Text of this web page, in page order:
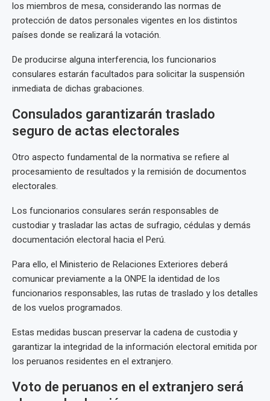
los miembros de mesa, considerando las normas de
protección de datos personales vigentes en los distintos
países donde se realizará la votación.
De producirse alguna interferencia, los funcionarios
consulares estarán facultados para solicitar la suspensión
inmediata de dichas grabaciones.
Consulados garantizarán traslado
seguro de actas electorales
Otro aspecto fundamental de la normativa se refiere al
procesamiento de resultados y la remisión de documentos
electorales.
Los funcionarios consulares serán responsables de
custodiar y trasladar las actas de sufragio, cédulas y demás
documentación electoral hacia el Perú.
Para ello, el Ministerio de Relaciones Exteriores deberá
comunicar previamente a la ONPE la identidad de los
funcionarios responsables, las rutas de traslado y los detalles
de los vuelos programados.
Estas medidas buscan preservar la cadena de custodia y
garantizar la integridad de la información electoral emitida por
los peruanos residentes en el extranjero.
Voto de peruanos en el extranjero será